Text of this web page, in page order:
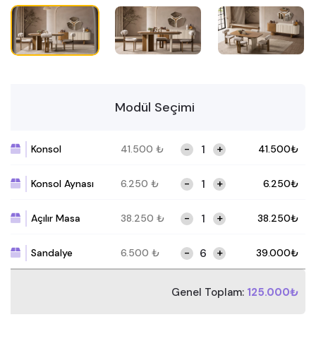
Modül Seçimi
Konsol 41.500 ₺ - + 41.500₺
Konsol Aynası 6.250 ₺ - + 6.250₺
Açılır Masa 38.250 ₺ - + 38.250₺
Sandalye 6.500 ₺ - + 39.000₺
Genel Toplam: 125.000₺